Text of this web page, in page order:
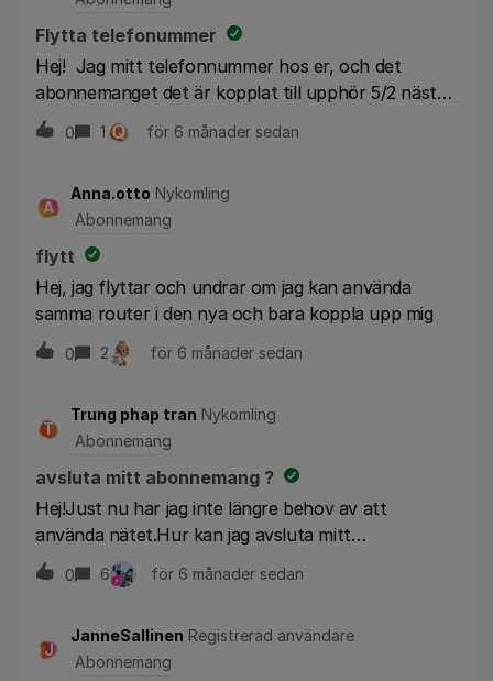
Flytta telefonummer
Hej! Jag mitt telefonnummer hos er, och det
abonnemanget det är kopplat till upphör 5/2 nästa
vecka och jag vill då flytta detta till vimla. Jag har
försökt tillsammans med Vimla med
Och, vad kan jag göra för att göra flytten?
0 1 Q för 6 månader sedan
A
Anna.otto Nykomling
Abonnemang
flytt
Hej, jag flyttar och undrar om jag kan använda
samma router i den nya och bara koppla upp mig
0 2 för 6 månader sedan
T
Trung phap tran Nykomling
Abonnemang
avsluta mitt abonnemang ?
Hej!Just nu har jag inte längre behov av att
använda nätet.Hur kan jag avsluta mitt
abonnemang med månadsfaktura och byta till ett
billigare förbetalt paket/kontantkort?
0 6 för 6 månader sedan
J
JanneSallinen Registrerad användare
Abonnemang